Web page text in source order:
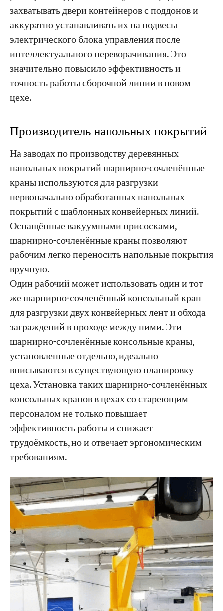
захватывать двери контейнеров с поддонов и
аккуратно устанавливать их на подвесы
электрического блока управления после
интеллектуального переворачивания. Это
значительно повысило эффективность и
точность работы сборочной линии в новом
цехе.
Производитель напольных покрытий
На заводах по производству деревянных
напольных покрытий шарнирно-сочленённые
краны используются для разгрузки
первоначально обработанных напольных
покрытий с шаблонных конвейерных линий.
Оснащённые вакуумными присосками,
шарнирно-сочленённые краны позволяют
рабочим легко переносить напольные покрытия
вручную.
Один рабочий может использовать один и тот
же шарнирно-сочленённый консольный кран
для разгрузки двух конвейерных лент и обхода
заграждений в проходе между ними. Эти
шарнирно-сочленённые консольные краны,
установленные отдельно, идеально
вписываются в существующую планировку
цеха. Установка таких шарнирно-сочленённых
консольных кранов в цехах со стареющим
персоналом не только повышает
эффективность работы и снижает
трудоёмкость, но и отвечает эргономическим
требованиям.